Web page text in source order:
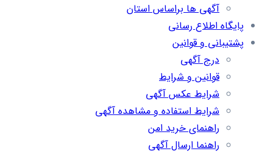
آگهی ها براساس استان
پایگاه اطلاع رسانی
پشتیبانی و قوانین
درج آگهی
قوانین و شرایط
شرایط عکس آگهی
شرایط استفاده و مشاهده آگهی
راهنمای خرید امن
راهنما ارسال آگهی